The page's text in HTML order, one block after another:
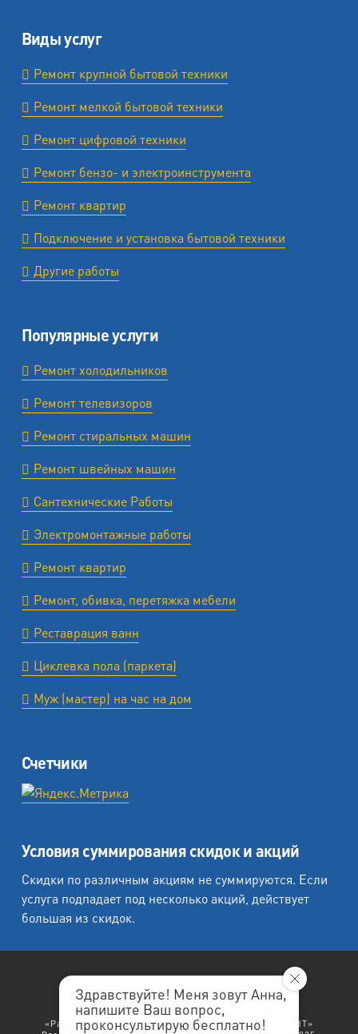
Здравствуйте! Меня зовут Анна,
напишите Ваш вопрос,
проконсультирую бесплатно!
Виды услуг
Ремонт крупной бытовой техники
Ремонт мелкой бытовой техники
Ремонт цифровой техники
Ремонт бензо- и электроинструмента
Ремонт квартир
Подключение и установка бытовой техники
Другие работы
Популярные услуги
Ремонт холодильников
Ремонт телевизоров
Ремонт стиральных машин
Ремонт швейных машин
Сантехнические Работы
Электромонтажные работы
Ремонт квартир
Ремонт, обивка, перетяжка мебели
Реставрация ванн
Циклевка пола (паркета)
Муж (мастер) на час на дом
Счетчики
Условия суммирования скидок и акций
Скидки по различным акциям не суммируются. Если
услуга подпадает под несколько акций, действует
большая из скидок.
«Любеция - студия печати на холсте».
«Рафаэль студия печати», «Ленремонт», «ЛЕНРЕМОНТ»